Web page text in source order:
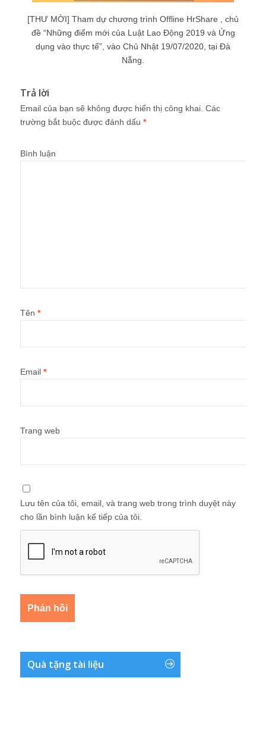
[THƯ MỜI] Tham dự chương trình Offline HrShare , chủ
đề “Những điểm mới của Luật Lao Động 2019 và Ứng
dụng vào thực tế”, vào Chủ Nhật 19/07/2020, tại Đà
Nẵng.
Trả lời
Email của bạn sẽ không được hiển thị công khai. Các
trường bắt buộc được đánh dấu *
Bình luận
Tên *
Email *
Trang web
Lưu tên của tôi, email, và trang web trong trình duyệt này
cho lần bình luận kế tiếp của tôi.
Quà tặng tài liệu